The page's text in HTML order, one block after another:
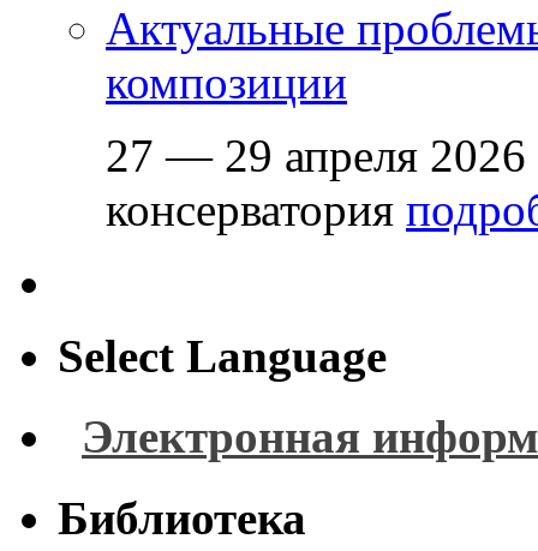
Актуальные
композиции
27 — 29 апреля 2026
консерватория
Select Language
Электронная
Библиотека